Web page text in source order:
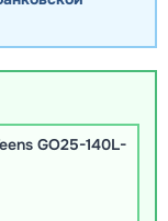
GO25-140L-